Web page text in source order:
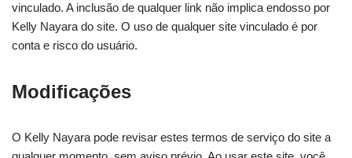
vinculado. A inclusão de qualquer link não implica endosso por
Kelly Nayara do site. O uso de qualquer site vinculado é por
conta e risco do usuário.
Modificações
O Kelly Nayara pode revisar estes termos de serviço do site a